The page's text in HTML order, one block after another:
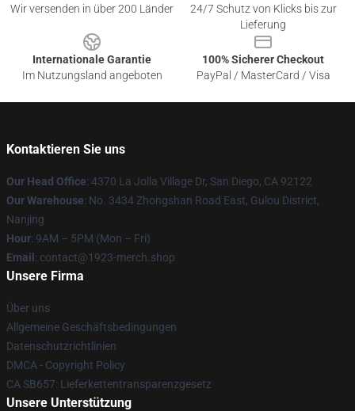
Wir versenden in über 200 Länder
24/7 Schutz von Klicks bis zur
Lieferung
Internationale Garantie
Im Nutzungsland angeboten
100% Sicherer Checkout
PayPal / MasterCard / Visa
Kontaktieren Sie uns
Our Head Office: 4370 La Jolla Village Dr, San Diego, CA 92122
Our Warehouse: No. 3434 Zhongshan Road East, Gulou District,
Nanjing
Hour: 9AM – 5PM (Mon – Fri)
Email : contact@1923-merch.shop
Unsere Firma
Über uns
Allgemeine Geschäftsbedingungen
Datenschutzrichtlinien
DMCA - Copyright Policy
CA SB657: Lieferkettentransparenzgesetz
Unsere Unterstützung